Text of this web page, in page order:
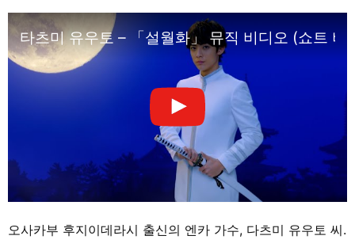
타츠미 유우토 – 「설월화」 뮤직 비디오 (쇼트 버
오사카부 후지이데라시 출신의 엔카 가수, 다츠미 유우토 씨.